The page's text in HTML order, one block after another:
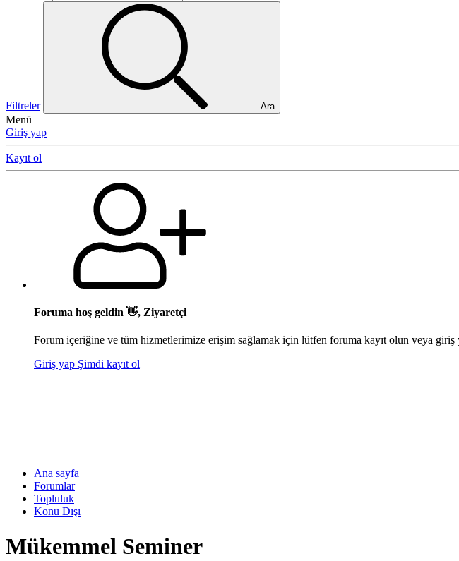
Filtreler Ara
Menü
Giriş yap
Kayıt ol
Foruma hoş geldin 👋, Ziyaretçi
Forum içeriğine ve tüm hizmetlerimize erişim sağlamak için lütfen foruma kayıt olun veya giriş
Giriş yap Şimdi kayıt ol
Ana sayfa
Forumlar
Topluluk
Konu Dışı
Mükemmel Seminer